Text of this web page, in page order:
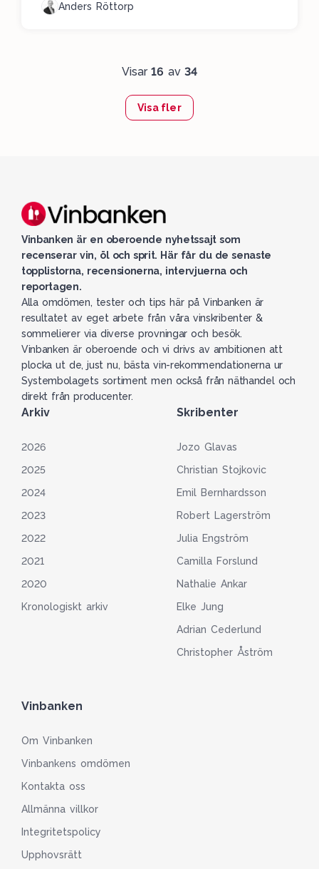
Anders Röttorp
Visar16 av34
Visa fler
Vinbanken är en oberoende nyhetssajt som
recenserar vin, öl och sprit. Här får du de senaste
topplistorna, recensionerna, intervjuerna och
reportagen.
Alla omdömen, tester och tips här på Vinbanken är
resultatet av eget arbete från våra vinskribenter &
sommelierer via diverse provningar och besök.
Vinbanken är oberoende och vi drivs av ambitionen att
plocka ut de, just nu, bästa vin-rekommendationerna ur
Systembolagets sortiment men också från näthandel och
direkt från producenter.
Arkiv
2026
2025
2024
2023
2022
2021
2020
Kronologiskt arkiv
Skribenter
Jozo Glavas
Christian Stojkovic
Emil Bernhardsson
Robert Lagerström
Julia Engström
Camilla Forslund
Nathalie Ankar
Elke Jung
Adrian Cederlund
Christopher Åström
Vinbanken
Om Vinbanken
Vinbankens omdömen
Kontakta oss
Allmänna villkor
Integritetspolicy
Upphovsrätt